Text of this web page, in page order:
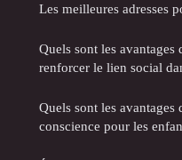
Les meilleures adresses
Quels sont les avantages
renforcer le lien social
Quels sont les
conscience pour les